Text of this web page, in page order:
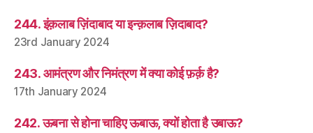
244. इंक़लाब ज़िंदाबाद या इन्क़लाब ज़िदाबाद?
23rd January 2024
243. आमंत्रण और निमंत्रण में क्या कोई फ़र्क़ है?
17th January 2024
242. ऊबना से होना चाहिए ऊबाऊ, क्यों होता है उबाऊ?